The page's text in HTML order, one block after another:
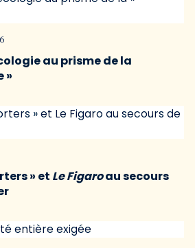
au prisme de la
»
» et Le Figaroau secours